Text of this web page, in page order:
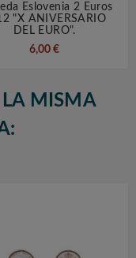
Eslovenia 2 Euros
"X ANIVERSARIO
DEL EURO".
6,00 €
LA MISMA